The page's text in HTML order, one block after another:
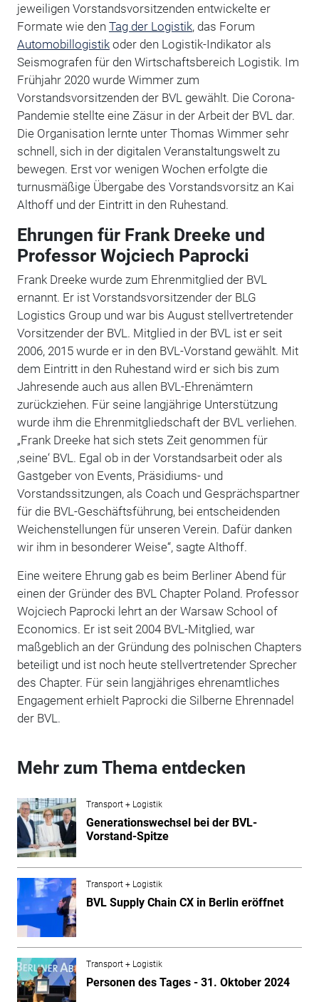
jeweiligen Vorstandsvorsitzenden entwickelte er
Formate wie den Tag der Logistik, das Forum
Automobillogistikoder den Logistik-Indikator als
Seismografen für den Wirtschaftsbereich Logistik. Im
Frühjahr 2020 wurde Wimmer zum
Vorstandsvorsitzenden der BVL gewählt. Die Corona-
Pandemie stellte eine Zäsur in der Arbeit der BVL dar.
Die Organisation lernte unter Thomas Wimmer sehr
schnell, sich in der digitalen Veranstaltungswelt zu
bewegen. Erst vor wenigen Wochen erfolgte die
turnusmäßige Übergabe des Vorstandsvorsitz an Kai
Althoff und der Eintritt in den Ruhestand.
Ehrungen für Frank Dreeke und
Professor Wojciech Paprocki
Frank Dreeke wurde zum Ehrenmitglied der BVL
ernannt. Er ist Vorstandsvorsitzender der BLG
Logistics Group und war bis August stellvertretender
Vorsitzender der BVL. Mitglied in der BVL ist er seit
2006, 2015 wurde er in den BVL-Vorstand gewählt. Mit
dem Eintritt in den Ruhestand wird er sich bis zum
Jahresende auch aus allen BVL-Ehrenämtern
zurückziehen. Für seine langjährige Unterstützung
wurde ihm die Ehrenmitgliedschaft der BVL verliehen.
„Frank Dreeke hat sich stets Zeit genommen für
‚seine‘ BVL. Egal ob in der Vorstandsarbeit oder als
Gastgeber von Events, Präsidiums- und
Vorstandssitzungen, als Coach und Gesprächspartner
für die BVL-Geschäftsführung, bei entscheidenden
Weichenstellungen für unseren Verein. Dafür danken
wir ihm in besonderer Weise“, sagte Althoff.
Eine weitere Ehrung gab es beim Berliner Abend für
einen der Gründer des BVL Chapter Poland. Professor
Wojciech Paprocki lehrt an der Warsaw School of
Economics. Er ist seit 2004 BVL-Mitglied, war
maßgeblich an der Gründung des polnischen Chapters
beteiligt und ist noch heute stellvertretender Sprecher
des Chapter. Für sein langjähriges ehrenamtliches
Engagement erhielt Paprocki die Silberne Ehrennadel
der BVL.
Mehr zum Thema entdecken
Transport + Logistik
Generationswechsel bei der BVL-
Vorstand-Spitze
Transport + Logistik
BVL Supply Chain CX in Berlin eröffnet
Transport + Logistik
Personen des Tages - 31. Oktober 2024